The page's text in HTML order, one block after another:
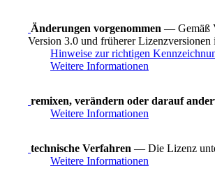
Änderungen vorgenommen — Gemäß
Version 3.0 und früherer
Hinweise zur richtigen
Weitere Informationen
remixen, verändern oder darauf
Weitere Informationen
technische Verfahren — Die Lizenz
Weitere Informationen